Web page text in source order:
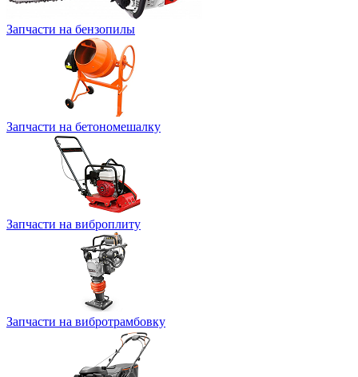
Запчасти на бензопилы
Запчасти на бетономешалку
Запчасти на виброплиту
Запчасти на вибротрамбовку